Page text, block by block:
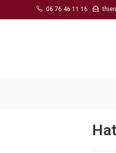
to
06 76 46 11 16